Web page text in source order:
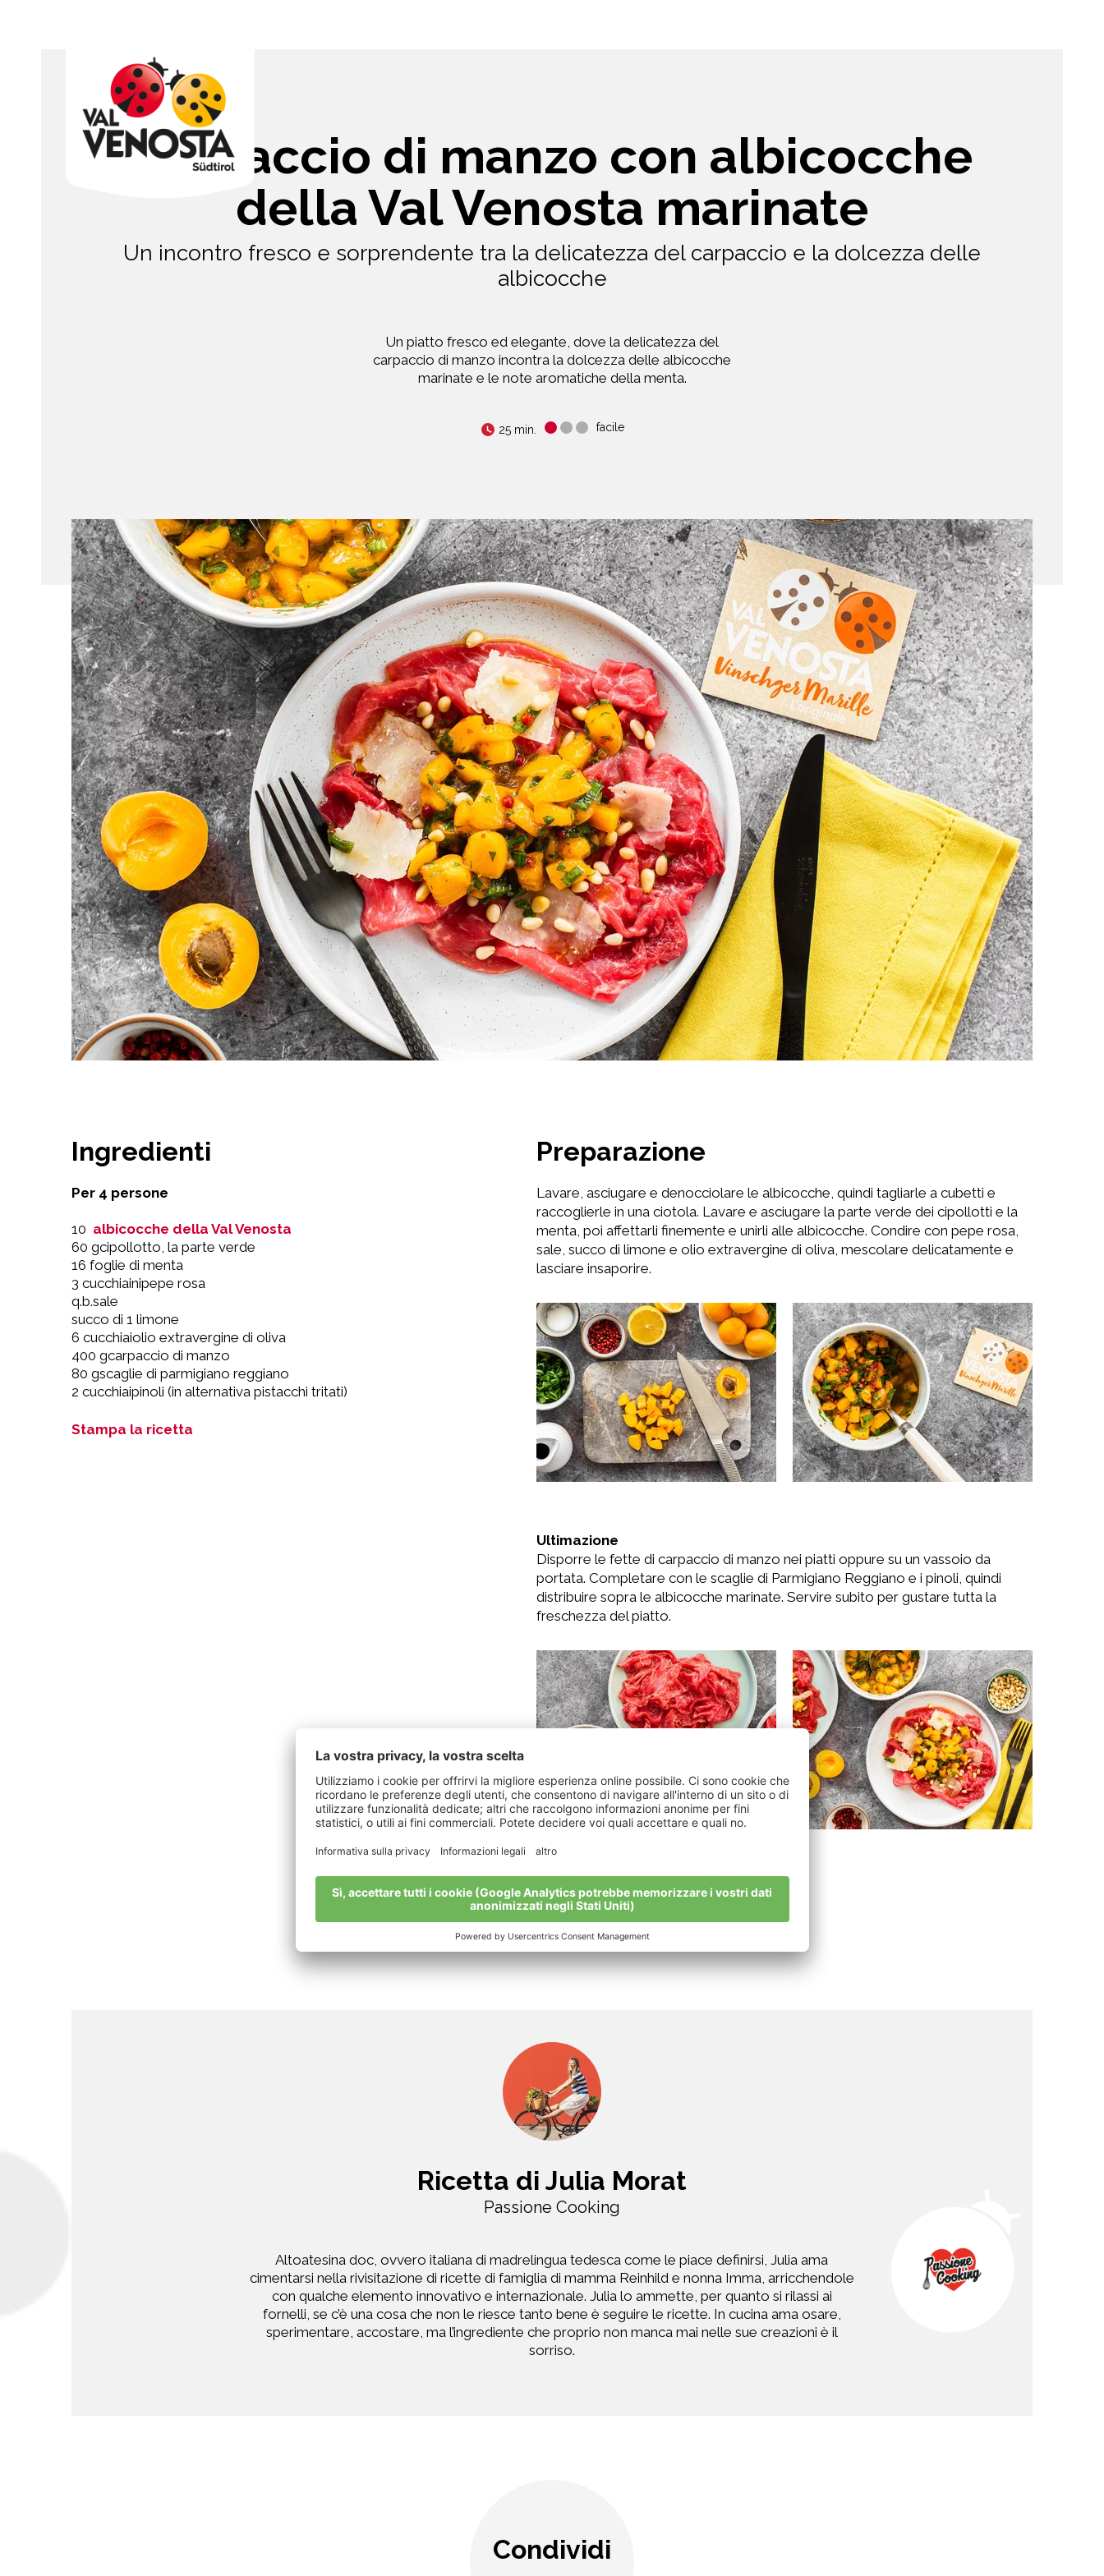
Carpaccio di manzo con albicocche
della Val Venosta marinate
Un incontro fresco e sorprendente tra la delicatezza del carpaccio e la dolcezza delle
albicocche
Un piatto fresco ed elegante, dove la delicatezza del
carpaccio di manzo incontra la dolcezza delle albicocche
marinate e le note aromatiche della menta.
25 min. facile
Ingredienti
Per 4 persone
10 albicocche della Val Venosta
60 gcipollotto, la parte verde
16 foglie di menta
3 cucchiainipepe rosa
q.b.sale
succo di 1 limone
6 cucchiaiolio extravergine di oliva
400 gcarpaccio di manzo
80 gscaglie di parmigiano reggiano
2 cucchiaipinoli (in alternativa pistacchi tritati)
Stampa la ricetta
Preparazione
Lavare, asciugare e denocciolare le albicocche, quindi tagliarle a cubetti e
raccoglierle in una ciotola. Lavare e asciugare la parte verde dei cipollotti e la
menta, poi affettarli finemente e unirli alle albicocche. Condire con pepe rosa,
sale, succo di limone e olio extravergine di oliva, mescolare delicatamente e
lasciare insaporire.
Ultimazione
Disporre le fette di carpaccio di manzo nei piatti oppure su un vassoio da
portata. Completare con le scaglie di Parmigiano Reggiano e i pinoli, quindi
distribuire sopra le albicocche marinate. Servire subito per gustare tutta la
freschezza del piatto.
Ricetta di Julia Morat
Passione Cooking
Altoatesina doc, ovvero italiana di madrelingua tedesca come le piace definirsi, Julia ama
cimentarsi nella rivisitazione di ricette di famiglia di mamma Reinhild e nonna Imma, arricchendole
con qualche elemento innovativo e internazionale. Julia lo ammette, per quanto si rilassi ai
fornelli, se c’è una cosa che non le riesce tanto bene è seguire le ricette. In cucina ama osare,
sperimentare, accostare, ma l’ingrediente che proprio non manca mai nelle sue creazioni è il
sorriso.
Condividi